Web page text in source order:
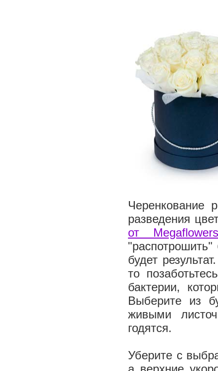
Черенкование
разведения
от
будет
то
бактерии,
Выберите из
живыми
годятся.
Уберите с